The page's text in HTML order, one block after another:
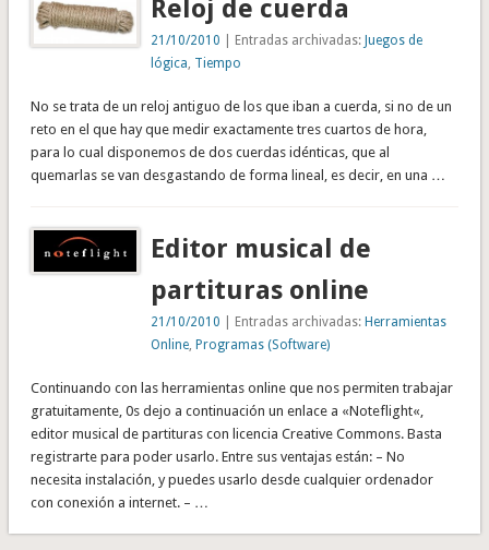
Reloj de cuerda
21/10/2010 | Entradas archivadas:Juegos de
lógica Tiempo
No se trata de un reloj antiguo de los que iban a cuerda, si no de un
reto en el que hay que medir exactamente tres cuartos de hora,
para lo cual disponemos de dos cuerdas idénticas, que al
quemarlas se van desgastando de forma lineal, es decir, en una …
Editor musical de
partituras online
21/10/2010 | Entradas archivadas:Herramientas
Online ,Programas (Software)
Continuando con las herramientas online que nos permiten trabajar
gratuitamente, 0s dejo a continuación un enlace a «Noteflight«,
editor musical de partituras con licencia Creative Commons. Basta
registrarte para poder usarlo. Entre sus ventajas están: – No
necesita instalación, y puedes usarlo desde cualquier ordenador
con conexión a internet. – …